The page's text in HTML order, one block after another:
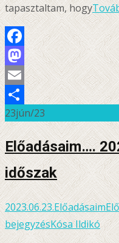
tapasztaltam, hogy
Facebook
Mastodon
Email
Ossza
meg
23jún/23
Előadásaim….
időszak
2023.06.23.Előadásaim
bejegyzésKósa Ildikó